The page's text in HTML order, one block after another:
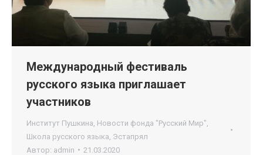
Международный фестиваль
русского языка приглашает
участников
Институт Пушкина Новости фонда "Русский Мир"
Школа русского языка Эстапрял
Автор: admin 21.03.2020